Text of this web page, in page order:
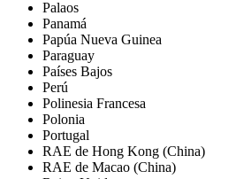
Palaos
Panamá
Papúa Nueva Guinea
Paraguay
Países Bajos
Perú
Polinesia Francesa
Polonia
Portugal
RAE de Hong Kong (China)
RAE de Macao (China)